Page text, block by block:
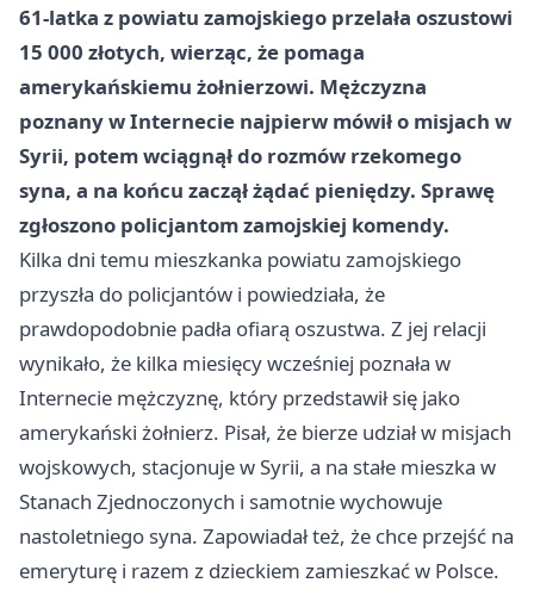
61-latka z powiatu zamojskiego przelała oszustowi
15 000 złotych, wierząc, że pomaga
amerykańskiemu żołnierzowi. Mężczyzna
poznany w Internecie najpierw mówił o misjach w
Syrii, potem wciągnął do rozmów rzekomego
syna, a na końcu zaczął żądać pieniędzy. Sprawę
zgłoszono policjantom zamojskiej komendy.
Kilka dni temu mieszkanka powiatu zamojskiego
przyszła do policjantów i powiedziała, że
prawdopodobnie padła ofiarą oszustwa. Z jej relacji
wynikało, że kilka miesięcy wcześniej poznała w
Internecie mężczyznę, który przedstawił się jako
amerykański żołnierz. Pisał, że bierze udział w misjach
wojskowych, stacjonuje w Syrii, a na stałe mieszka w
Stanach Zjednoczonych i samotnie wychowuje
nastoletniego syna. Zapowiadał też, że chce przejść na
emeryturę i razem z dzieckiem zamieszkać w Polsce.